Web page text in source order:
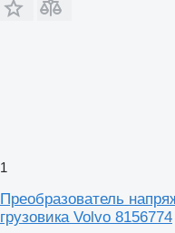
1
Преобразователь
грузовика Volvo 8156774